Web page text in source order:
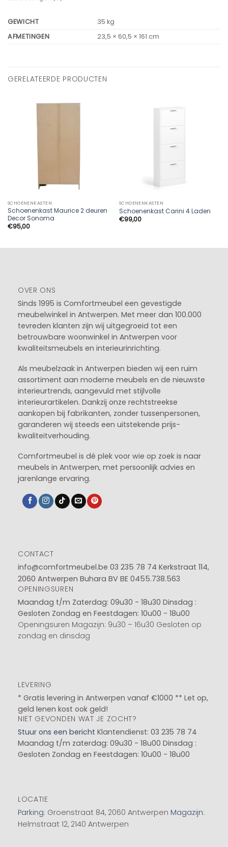
GEWICHT
35 kg
AFMETINGEN
23,5 × 60,5 × 161 cm
GERELATEERDE PRODUCTEN
SCHOENENKASTEN
Schoenenkast Maurice 2 deuren
Decor Sonoma
€95,00
SCHOENENKASTEN
Schoenenkast Carini 4 Laden
€99,00
OVER ONS
Sinds 1995 is Comfortmeubel een gevestigde
meubelwinkel in Antwerpen. Met meer dan 100.000
tevreden klanten zijn wij uitgegroeid tot een
betrouwbare woonwinkel in Antwerpen voor
kwaliteitsmeubels en interieurinrichting.
Als meubelzaak in Antwerpen bieden wij een ruim
assortiment aan moderne meubels en de nieuwste
interieurtrends, aangevuld met stijlvolle
interieurartikelen. Dankzij onze rechtstreekse
aankopen bij fabrikanten, zonder tussenpersonen,
garanderen wij steeds een uitstekende prijs-
kwaliteitverhouding.
Comfortmeubel is dé plek voor wie op zoek is naar
meubels in Antwerpen, met persoonlijk advies en
jarenlange ervaring.
CONTACT
info@comfortmeubel.be 03 235 78 74 Kerkstraat 114,
2060 Antwerpen Buhara BV BE 0455.738.563
OPENINGSUREN
Maandag t/m Zaterdag: 09u30 - 18u30 Dinsdag :
Gesloten Zondag en Feestdagen: 10u00 - 18u00
Openingsuren Magazijn: 9u30 – 16u30 Gesloten op
zondag en dinsdag
LEVERING
* Gratis levering in Antwerpen vanaf €1000 ** Let op,
geld lenen kost ook geld!
NIET GEVONDEN WAT JE ZOCHT?
Stuur ons een bericht Klantendienst: 03 235 78 74
Maandag t/m zaterdag: 09u30 - 18u00 Dinsdag :
Gesloten Zondag en Feestdagen: 10u00 - 18u00
LOCATIE
Parking: Groenstraat 84, 2060 Antwerpen Magazijn:
Helmstraat 12, 2140 Antwerpen